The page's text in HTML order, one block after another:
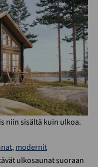
niin sisältä kuin ulkoa.
, modernit
ulkosaunat suoraan